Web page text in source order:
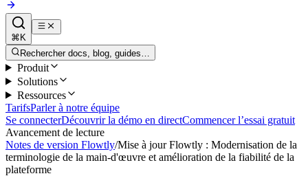
⌘K
Rechercher docs, blog, guides…
Produit
Solutions
Ressources
TarifsParler à notre équipe
Se connecterDécouvrir la démo en directCommencer l’essai gratuit
Avancement de lecture
Notes de version Flowtly/Mise à jour Flowtly : Modernisation de la
terminologie de la main-d'œuvre et amélioration de la fiabilité de la
plateforme